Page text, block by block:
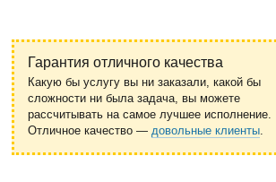
Гарантия отличного качества
Какую бы услугу вы ни заказали, какой бы
сложности ни была задача, вы можете
рассчитывать на самое лучшее исполнение.
Отличное качество —довольные клиенты.